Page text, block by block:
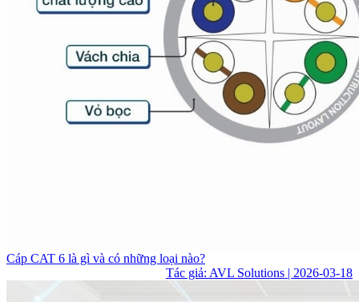
Cáp CAT 6 là gì và có những loại nào?
Tác giả: AVL Solutions | 2026-03-18